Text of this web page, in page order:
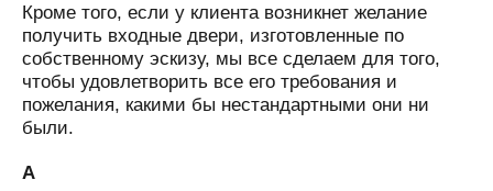
Кроме того, если у клиента возникнет желание
получить входные двери, изготовленные по
собственному эскизу, мы все сделаем для того,
чтобы удовлетворить все его требования и
пожелания, какими бы нестандартными они ни
были.
А